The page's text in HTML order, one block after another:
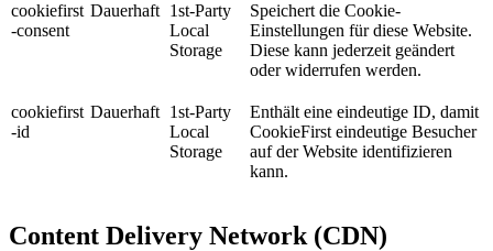
cookiefirst
-consent
Dauerhaft 1st-Party
Local
Storage
Speichert die Cookie-
Einstellungen für diese Website.
Diese kann jederzeit geändert
oder widerrufen werden.
cookiefirst
-id
Dauerhaft 1st-Party
Local
Storage
Enthält eine eindeutige ID, damit
CookieFirst eindeutige Besucher
auf der Website identifizieren
kann.
Content Delivery Network (CDN)